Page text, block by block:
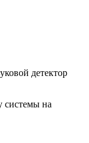
детектор
системы на